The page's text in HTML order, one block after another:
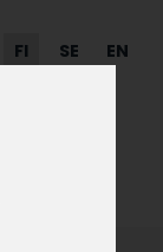
FI SE EN